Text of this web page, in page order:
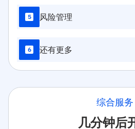
5 风险管理
6 还有更多
综合服务
几分钟后